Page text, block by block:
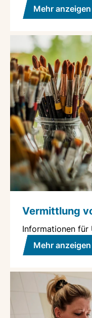
Mehr anzeigen
Vermittlung
Informationen für
Mehr anzeigen